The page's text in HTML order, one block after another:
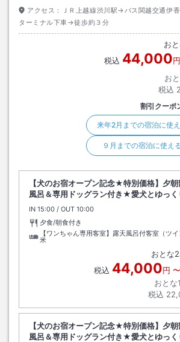
アクセス：
ＪＲ上越線渋川駅→バス関越交通伊
ターミナル下車→徒歩約３分
お
税込 44,000円
お
税込
割引クーポ
来年2月までの宿泊に使
９月までの宿泊に使え
【犬のお宿オープン記念★特別価格】夕
風呂＆専用ドッグラン付き★愛犬とゆっく
IN チェックイン
15:00 / OUT チェックアウト
10:00
夕食/朝食付き
【ワンちゃん専用客室】露天風呂付客室（ツイ
米
おとな2
税込 44,000円 〜
おとな
税込
【犬のお宿オープン記念★特別価格】夕
風呂＆専用ドッグラン付き★愛犬とゆっく